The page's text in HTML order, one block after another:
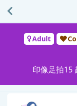
Adult
印像足拍15